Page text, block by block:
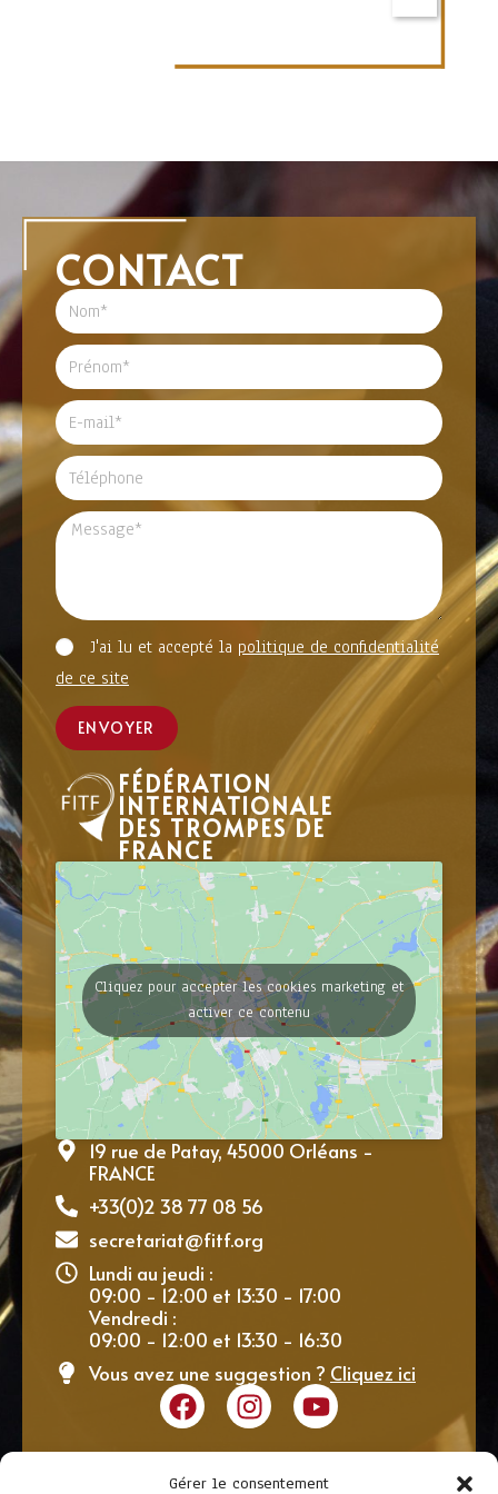
Gérer le consentement
CONTACT
J'ai lu et accepté la politique de confidentialité
de ce site
ENVOYER
FÉDÉRATION
INTERNATIONALE
DES TROMPES DE
FRANCE
Cliquez pour accepter les cookies marketing et
activer ce contenu
19 rue de Patay, 45000 Orléans -
FRANCE
+33(0)2 38 77 08 56
secretariat@fitf.org
Lundi au jeudi :
09:00 - 12:00 et 13:30 - 17:00
Vendredi :
09:00 - 12:00 et 13:30 - 16:30
Vous avez une suggestion ? Cliquez ici